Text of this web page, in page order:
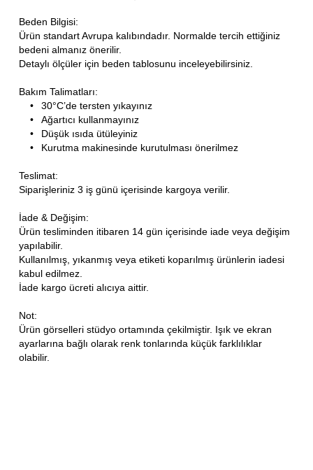
Beden Bilgisi:
Ürün standart Avrupa kalıbındadır. Normalde tercih ettiğiniz
bedeni almanız önerilir.
Detaylı ölçüler için beden tablosunu inceleyebilirsiniz.
Bakım Talimatları:
•
30°C’de tersten yıkayınız
•
Ağartıcı kullanmayınız
•
Düşük ısıda ütüleyiniz
•
Kurutma makinesinde kurutulması önerilmez
Teslimat:
Siparişleriniz 3 iş günü içerisinde kargoya verilir.
İade & Değişim:
Ürün tesliminden itibaren 14 gün içerisinde iade veya değişim
yapılabilir.
Kullanılmış, yıkanmış veya etiketi koparılmış ürünlerin iadesi
kabul edilmez.
İade kargo ücreti alıcıya aittir.
Not:
Ürün görselleri stüdyo ortamında çekilmiştir. Işık ve ekran
ayarlarına bağlı olarak renk tonlarında küçük farklılıklar
olabilir.